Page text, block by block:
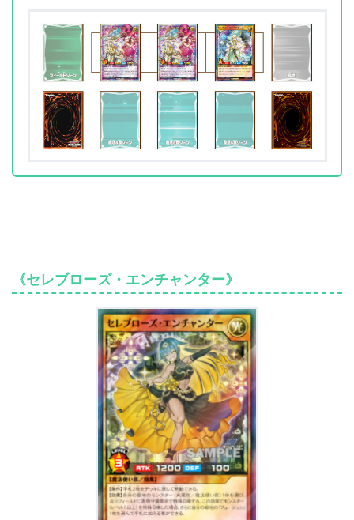
《セレブローズ・エンチャンター》